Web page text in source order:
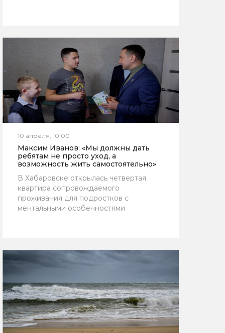
10 апреля, 10:00
Максим Иванов: «Мы должны дать
ребятам не просто уход, а
возможность жить самостоятельно»
В Хабаровске открылась четвертая
квартира сопровождаемого
проживания для подростков с
ментальными особенностями